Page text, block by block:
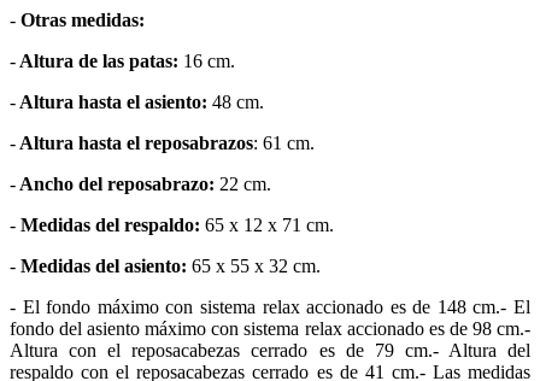
- Otras medidas:
- Altura de las patas: 16 cm.
- Altura hasta el asiento: 48 cm.
- Altura hasta el reposabrazos: 61 cm.
- Ancho del reposabrazo: 22 cm.
- Medidas del respaldo: 65 x 12 x 71 cm.
- Medidas del asiento: 65 x 55 x 32 cm.
- El fondo máximo con sistema relax accionado es de 148 cm.- El
fondo del asiento máximo con sistema relax accionado es de 98 cm.-
Altura con el reposacabezas cerrado es de 79 cm.- Altura del
respaldo con el reposacabezas cerrado es de 41 cm.- Las medidas